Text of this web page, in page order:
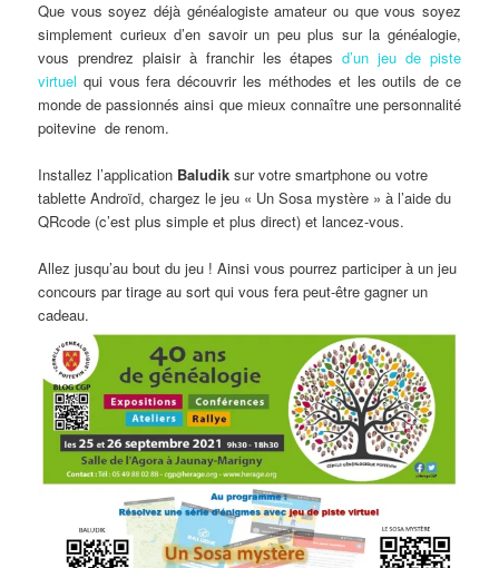
Que vous soyez déjà généalogiste amateur ou que vous soyez
simplement curieux d’en savoir un peu plus sur la généalogie,
vous prendrez plaisir à franchir les étapesd’un jeu de piste
virtuel qui vous fera découvrir les méthodes et les outils de ce
monde de passionnés ainsi que mieux connaître une personnalité
poitevine de renom.
Installez l’application Baludiksur votre smartphone ou votre
tablette Androïd, chargez le jeu « Un Sosa mystère » à l’aide du
QRcode (c’est plus simple et plus direct) et lancez-vous.
Allez jusqu’au bout du jeu ! Ainsi vous pourrez participer à un jeu
concours par tirage au sort qui vous fera peut-être gagner un
cadeau.